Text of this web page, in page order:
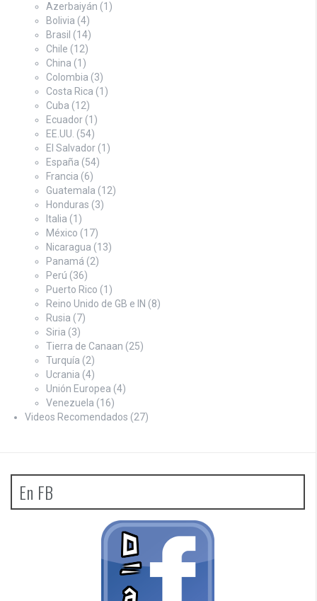
Azerbaiyán (1)
Bolivia (4)
Brasil (14)
Chile (12)
China (1)
Colombia (3)
Costa Rica (1)
Cuba (12)
Ecuador (1)
EE.UU. (54)
El Salvador (1)
España (54)
Francia (6)
Guatemala (12)
Honduras (3)
Italia (1)
México (17)
Nicaragua (13)
Panamá (2)
Perú (36)
Puerto Rico (1)
Reino Unido de GB e IN (8)
Rusia (7)
Siria (3)
Tierra de Canaan (25)
Turquía (2)
Ucrania (4)
Unión Europea (4)
Venezuela (16)
Videos Recomendados (27)
En FB